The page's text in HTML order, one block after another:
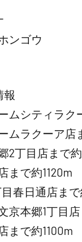
ンゴウ
報
ムシティラク
ムラクーア店
2丁目店まで
まで約1120m
春日通店ま
京本郷1丁目
まで約1100m